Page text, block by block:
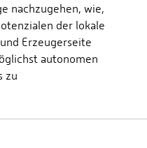
nachzugehen, wie,
der lokale
Erzeugerseite
autonomen
zu